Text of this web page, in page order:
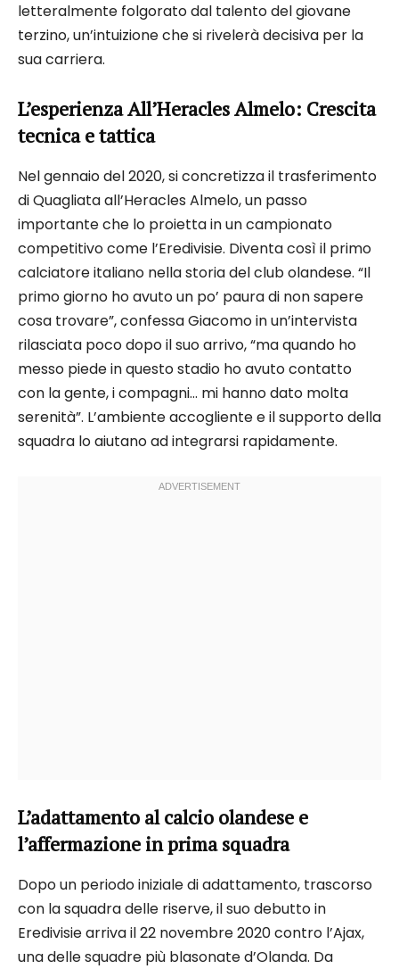
letteralmente folgorato dal talento del giovane
terzino, un’intuizione che si rivelerà decisiva per la
sua carriera.
L’esperienza All’Heracles Almelo: Crescita
tecnica e tattica
Nel gennaio del 2020, si concretizza il trasferimento
di Quagliata all’Heracles Almelo, un passo
importante che lo proietta in un campionato
competitivo come l’Eredivisie. Diventa così il primo
calciatore italiano nella storia del club olandese. “Il
primo giorno ho avuto un po’ paura di non sapere
cosa trovare”, confessa Giacomo in un’intervista
rilasciata poco dopo il suo arrivo, “ma quando ho
messo piede in questo stadio ho avuto contatto
con la gente, i compagni… mi hanno dato molta
serenità”. L’ambiente accogliente e il supporto della
squadra lo aiutano ad integrarsi rapidamente.
L’adattamento al calcio olandese e
l’affermazione in prima squadra
Dopo un periodo iniziale di adattamento, trascorso
con la squadra delle riserve, il suo debutto in
Eredivisie arriva il 22 novembre 2020 contro l’Ajax,
una delle squadre più blasonate d’Olanda. Da